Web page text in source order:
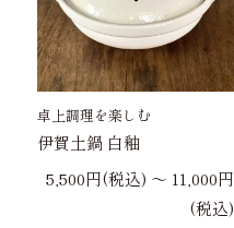
卓上調理を楽しむ
伊賀土鍋 白釉
5,500円(税込) 〜 11,000円
(税込)